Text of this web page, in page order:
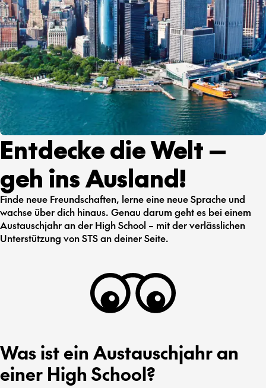
Entdecke die Welt —
geh ins Ausland!
Finde neue Freundschaften, lerne eine neue Sprache und
wachse über dich hinaus. Genau darum geht es bei einem
Austauschjahr an der High School – mit der verlässlichen
Unterstützung von STS an deiner Seite.
Was ist ein Austauschjahr an
einer High School?